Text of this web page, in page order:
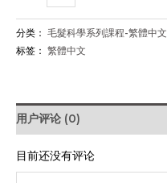
科
學
課
(一)、
毛
分类： 毛髮科學系列課程-繁體中文
标签： 繁體中文
用户评论 (0)
目前还没有评论